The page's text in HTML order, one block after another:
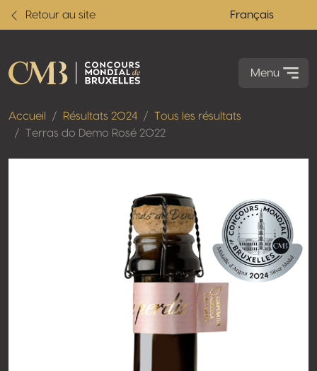
Retour au site Français
Menu
Accueil Résultats 2024
Tous les résultats
Terras do Demo Rosé 2022